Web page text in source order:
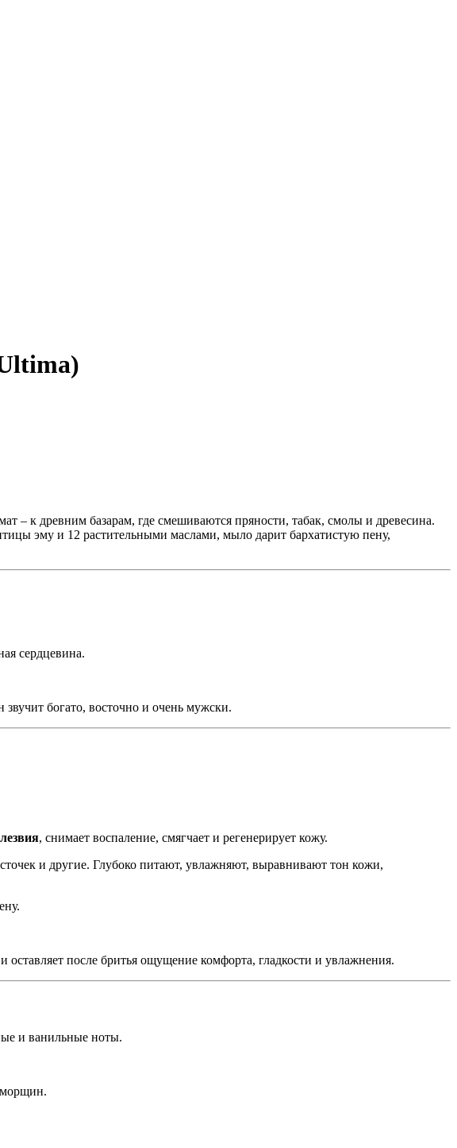
– к древним базарам, где смешиваются пряности, табак, смолы и древесина.
эму и 12 растительными маслами, мыло дарит бархатистую пену,
сердцевина.
богато, восточно и очень мужски.
, снимает воспаление, смягчает и регенерирует кожу.
и другие. Глубоко питают, увлажняют, выравнивают тон кожи,
оставляет после бритья ощущение комфорта, гладкости и увлажнения.
и ванильные ноты.
морщин.